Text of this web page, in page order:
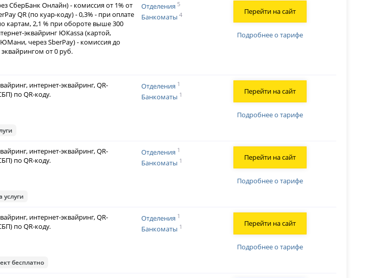
СберБанк Онлайн) - комиссия от 1% от
QR (по куар-коду) - 0,3% - при оплате
картам, 2,1 % при обороте выше 300
эквайринг ЮКаssа (картой,
через SberPay) - комиссия до
эквайрингом от 0 руб.
Отделения 5
Банкоматы 4
Подробнее о тарифе
Перейти на сайт
интернет-эквайринг, QR-
по QR-коду.
Отделения 1
Банкоматы 1
Подробнее о тарифе
Перейти на сайт
интернет-эквайринг, QR-
по QR-коду.
Отделения 1
Банкоматы 1
Подробнее о тарифе
Перейти на сайт
услуги
интернет-эквайринг, QR-
по QR-коду.
Отделения 1
Банкоматы 1
Подробнее о тарифе
Перейти на сайт
бесплатно